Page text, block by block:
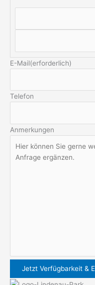
E-Mail(erforderlich)
Telefon
Anmerkungen